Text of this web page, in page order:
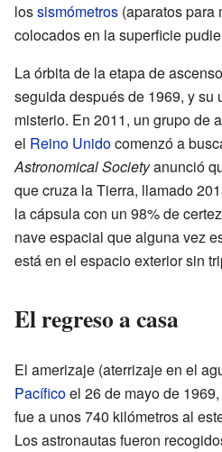
lossismómetros (aparatos para
colocados en la superficie
La órbita de la etapa de
seguida después de 1969, y su
misterio. En 2011, un grupo de
el Reino Unidocomenzó a
Astronomical Societyanunció
que cruza la Tierra, llamado
la cápsula con un 98% de
nave espacial que alguna vez
está en el espacio exterior sin
El regreso a casa
El amerizaje (aterrizaje en el
Pacíficoel 26 de mayo de
fue a unos 740 kilómetros al
Los astronautas fueron